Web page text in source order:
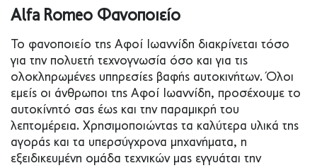
Alfa Romeo Φανοποιείο
Το φανοποιείο της Αφοί Ιωαννίδη διακρίνεται τόσο
για την πολυετή τεχνογνωσία όσο και για τις
ολοκληρωμένες υπηρεσίες βαφής αυτοκινήτων. Όλοι
εμείς οι άνθρωποι της Αφοί Ιωαννίδη, προσέχουμε το
αυτοκίνητό σας έως και την παραμικρή του
λεπτομέρεια. Χρησιμοποιώντας τα καλύτερα υλικά της
αγοράς και τα υπερσύγχρονα μηχανήματα, η
εξειδικευμένη ομάδα τεχνικών μας εγγυάται την